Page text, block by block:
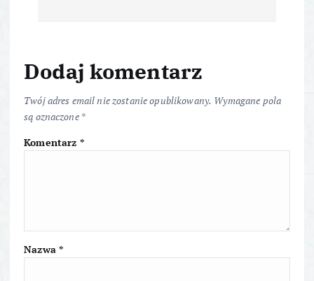
a
c
j
p
Dodaj komentarz
Twój adres email nie zostanie opublikowany. Wymagane pola
są oznaczone *
Komentarz *
Nazwa *